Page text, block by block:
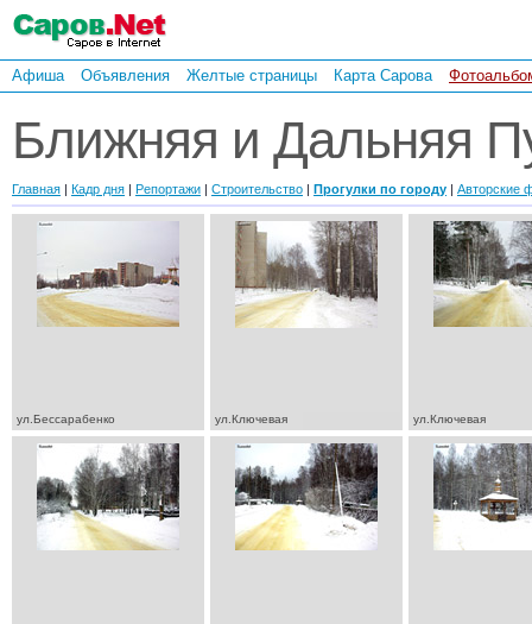
Афиша Объявления Желтые страницы Карта Сарова
Ближняя и Дальняя
Главная | Кадр дня | Репортажи | Строительство | Прогулки по городу | Авторские
ул.Бессарабенко ул.Ключевая ул.Ключевая